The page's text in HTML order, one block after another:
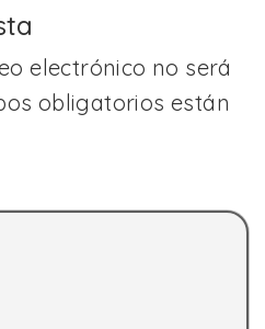
electrónico no será
obligatorios están